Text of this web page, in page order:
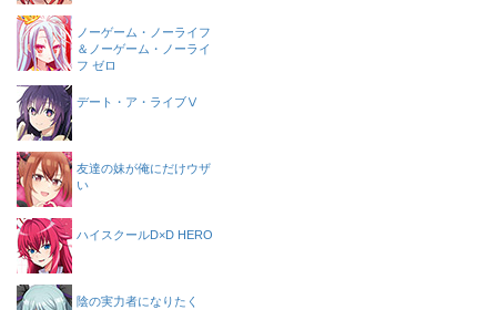
ノーゲーム・ノーライフ
＆ノーゲーム・ノーライ
フ ゼロ
デート・ア・ライブⅤ
友達の妹が俺にだけウザ
い
ハイスクールD×D HERO
陰の実力者になりたく